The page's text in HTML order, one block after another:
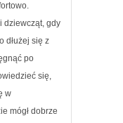
dziewcząt, gdy
dłużej się z
po
się,
w
mógł dobrze